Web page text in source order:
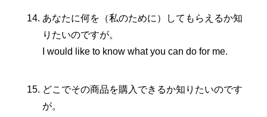
あなたに何を（私のために）してもらえるか知
りたいのですが。
I would like to know what you can do for me.
どこでその商品を購入できるか知りたいのです
が。